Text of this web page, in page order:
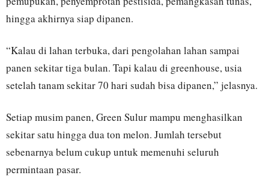
hingga akhirnya siap dipanen.
“Kalau di lahan terbuka, dari pengolahan lahan sampai
panen sekitar tiga bulan. Tapi kalau di greenhouse, usia
setelah tanam sekitar 70 hari sudah bisa dipanen,” jelasnya.
Setiap musim panen, Green Sulur mampu menghasilkan
sekitar satu hingga dua ton melon. Jumlah tersebut
sebenarnya belum cukup untuk memenuhi seluruh
permintaan pasar.